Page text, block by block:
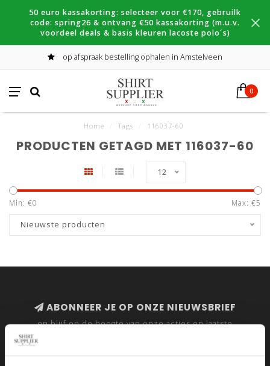
50 euro kassakorting: selecteer voor €170, gebruilk
code: spring26 & ontvang €50 kassakorting (m.u.v.
voordeel deals & basis kleuren lacoste polo´s)
op afspraak bestelling ophalen in Amstelveen
0
Home Tags 116037-60
PRODUCTEN GETAGD MET 116037-60
12
Min: €0 Max: €5
Nieuwste producten
ABONNEER JE OP ONZE NIEUWSBRIEF
en blijf op de hoogte van onze acties en laatste